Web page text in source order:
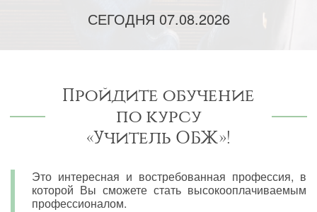
СЕГОДНЯ 07.08.2026
Пройдите обучение
по курсу
«Учитель ОБЖ»!
Это интересная и востребованная профессия, в
которой Вы сможете стать высокооплачиваемым
профессионалом.